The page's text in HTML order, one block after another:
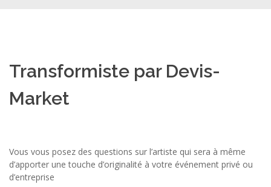
Transformiste par Devis-
Market
Vous vous posez des questions sur l’artiste qui sera à même
d’apporter une touche d’originalité à votre événement privé ou
d’entreprise